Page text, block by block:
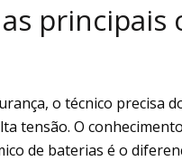
o técnico precisa
tensão. O
de baterias é o